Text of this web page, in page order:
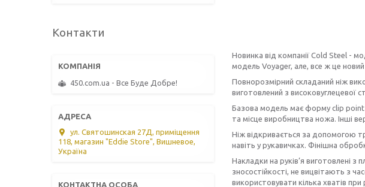
Новинка від компанії Cold Steel -
модель Voyager, але, все ж це новий
Повнорозмірний складаний ніж
виготовлений з високовуглецевої
Базова модель має форму clip point
та місце виробництва ножа. Інші
Ніж відкривається за допомогою
навіть у рукавичках. Фінішна
Накладки на руків’я виготовлені з
зносостійкості, не вицвітають з
використовувати кілька хватів при
Контакти
450.com.ua - Все Буде Добре!
ул. Святошинская 27Д, приміщення
118, магазин "Eddie Store", Вишневое,
Україна